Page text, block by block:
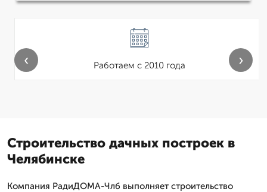
Работаем с 2010 года
‹ ›
Строительство дачных построек в
Челябинске
Компания РадиДОМА-Члб выполняет строительство